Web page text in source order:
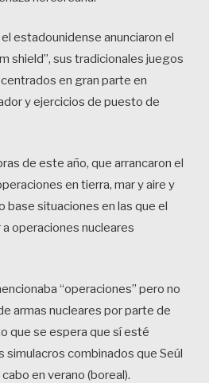
estadounidense anunciaron el
shield”, sus tradicionales juegos
en gran parte en
y ejercicios de puesto de
de este año, que arrancaron el
en tierra, mar y aire y
base situaciones en las que el
operaciones nucleares
“operaciones” pero no
armas nucleares por parte de
que se espera que sí esté
combinados que Seúl
en verano (boreal).